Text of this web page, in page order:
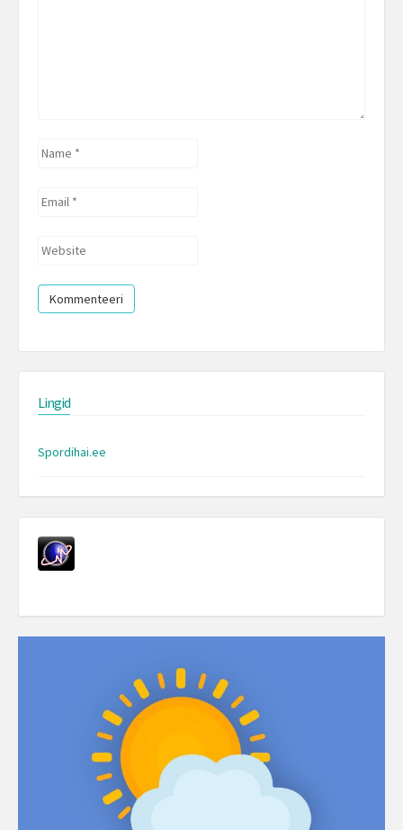
Name
Email
Website
Lingid
Spordihai.ee